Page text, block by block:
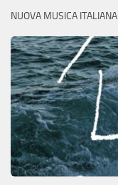
NUOVA MUSICA ITALIANA